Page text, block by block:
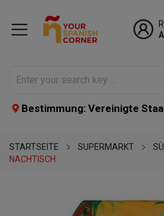
Bestimmung: Vereinigte
STARTSEITE SUPERMARKT
NACHTISCH